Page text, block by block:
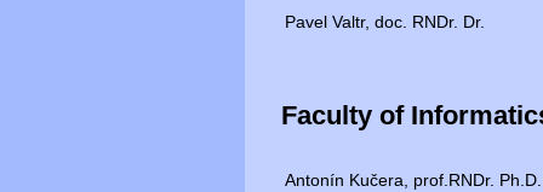
Pavel Valtr, doc. RNDr. Dr.
Faculty of
Antonín Kučera, prof.RNDr. Ph.D.